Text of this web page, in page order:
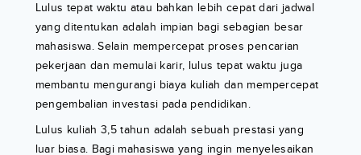
Lulus tepat waktu atau bahkan lebih cepat dari jadwal
yang ditentukan adalah impian bagi sebagian besar
mahasiswa. Selain mempercepat proses pencarian
pekerjaan dan memulai karir, lulus tepat waktu juga
membantu mengurangi biaya kuliah dan mempercepat
pengembalian investasi pada pendidikan.
Lulus kuliah 3,5 tahun adalah sebuah prestasi yang
luar biasa. Bagi mahasiswa yang ingin menyelesaikan